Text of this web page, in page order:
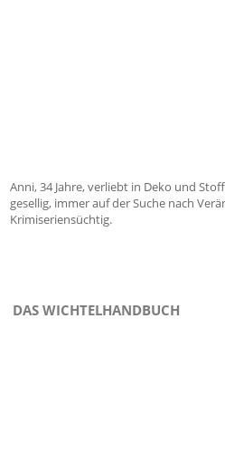
Anni, 34 Jahre, verliebt in Deko und
gesellig, immer auf der Suche nach
Krimiseriensüchtig.
DAS WICHTELHANDBUCH